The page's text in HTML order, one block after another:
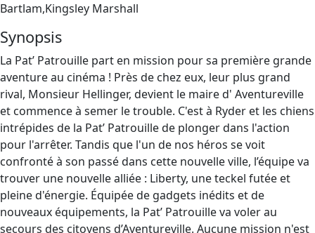
Bartlam,Kingsley Marshall
Synopsis
La Pat’ Patrouille part en mission pour sa première grande
aventure au cinéma ! Près de chez eux, leur plus grand
rival, Monsieur Hellinger, devient le maire d' Aventureville
et commence à semer le trouble. C'est à Ryder et les chiens
intrépides de la Pat’ Patrouille de plonger dans l'action
pour l'arrêter. Tandis que l'un de nos héros se voit
confronté à son passé dans cette nouvelle ville, l’équipe va
trouver une nouvelle alliée : Liberty, une teckel futée et
pleine d'énergie. Équipée de gadgets inédits et de
nouveaux équipements, la Pat’ Patrouille va voler au
secours des citoyens d’Aventureville. Aucune mission n'est